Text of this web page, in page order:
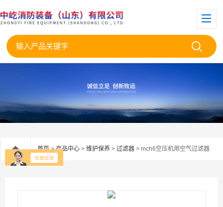
首页>产品中心 > 维护保养 > 过滤器 > mch6空压机用空气过滤器